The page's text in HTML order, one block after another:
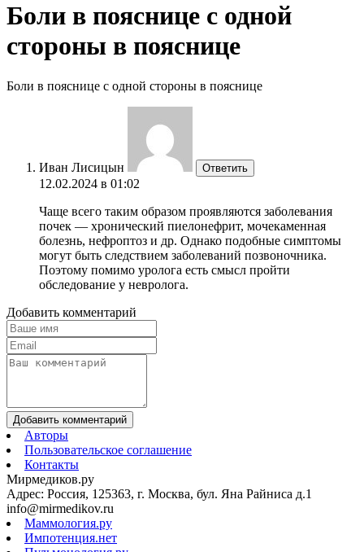
Боли в пояснице с одной
стороны в пояснице
Боли в пояснице с одной стороны в пояснице
Иван Лисицын Ответить
12.02.2024 в 01:02
Чаще всего таким образом проявляются заболевания
почек — хронический пиелонефрит, мочекаменная
болезнь, нефроптоз и др. Однако подобные симптомы
могут быть следствием заболеваний позвоночника.
Поэтому помимо уролога есть смысл пройти
обследование у невролога.
Добавить комментарий
Добавить комментарий
Авторы
Пользовательское соглашение
Контакты
Мирмедиков.ру
Адрес: Россия, 125363, г. Москва, бул. Яна Райниса д.1
info@mirmedikov.ru
Маммология.ру
Импотенция.нет